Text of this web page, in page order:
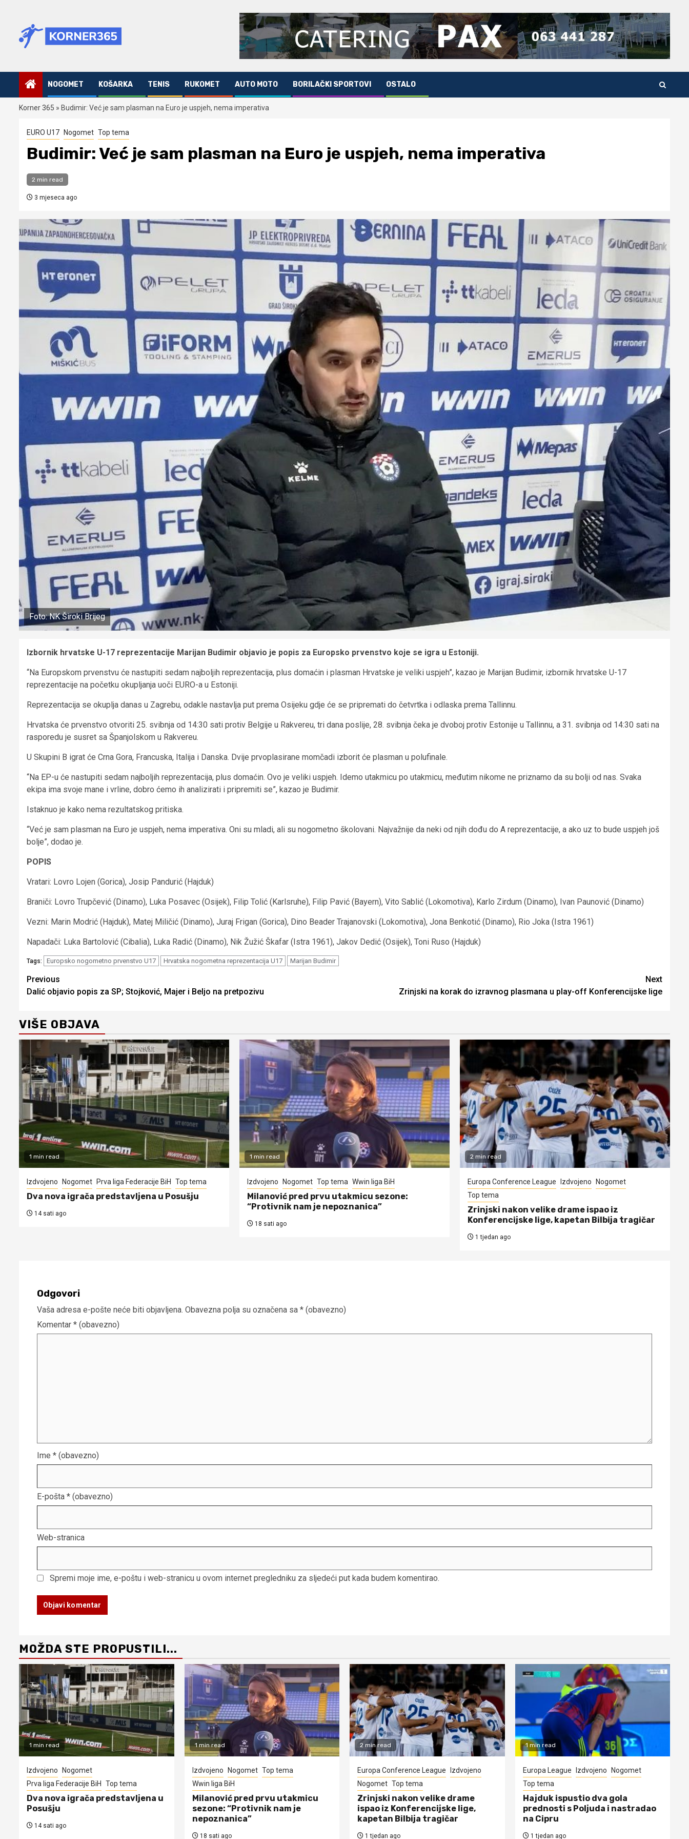
content
NOGOMET KOŠARKA TENIS RUKOMET AUTO MOTO BORILAČKI SPORTOVI OSTALO
Korner 365 » Budimir: Već je sam plasman na Euro je uspjeh, nema imperativa
EURO U17 Nogomet Top tema
Budimir: Već je sam plasman na Euro je uspjeh, nema imperativa
2 min read
3 mjeseca ago
Foto: NK Široki Brijeg
Izbornik hrvatske U-17 reprezentacije Marijan Budimir objavio je popis za Europsko prvenstvo koje se igra u Estoniji.
“Na Europskom prvenstvu će nastupiti sedam najboljih reprezentacija, plus domaćin i plasman Hrvatske je veliki uspjeh”, kazao je Marijan Budimir, izbornik hrvatske U-17
reprezentacije na početku okupljanja uoči EURO-a u Estoniji.
Reprezentacija se okuplja danas u Zagrebu, odakle nastavlja put prema Osijeku gdje će se pripremati do četvrtka i odlaska prema Tallinnu.
Hrvatska će prvenstvo otvoriti 25. svibnja od 14:30 sati protiv Belgije u Rakvereu, tri dana poslije, 28. svibnja čeka je dvoboj protiv Estonije u Tallinnu, a 31. svibnja od 14:30 sati na
rasporedu je susret sa Španjolskom u Rakvereu.
U Skupini B igrat će Crna Gora, Francuska, Italija i Danska. Dvije prvoplasirane momčadi izborit će plasman u polufinale.
“Na EP-u će nastupiti sedam najboljih reprezentacija, plus domaćin. Ovo je veliki uspjeh. Idemo utakmicu po utakmicu, međutim nikome ne priznamo da su bolji od nas. Svaka
ekipa ima svoje mane i vrline, dobro ćemo ih analizirati i pripremiti se”, kazao je Budimir.
Istaknuo je kako nema rezultatskog pritiska.
“Već je sam plasman na Euro je uspjeh, nema imperativa. Oni su mladi, ali su nogometno školovani. Najvažnije da neki od njih dođu do A reprezentacije, a ako uz to bude uspjeh još
bolje”, dodao je.
POPIS
Vratari: Lovro Lojen (Gorica), Josip Pandurić (Hajduk)
Braniči: Lovro Trupčević (Dinamo), Luka Posavec (Osijek), Filip Tolić (Karlsruhe), Filip Pavić (Bayern), Vito Sablić (Lokomotiva), Karlo Zirdum (Dinamo), Ivan Paunović (Dinamo)
Vezni: Marin Modrić (Hajduk), Matej Miličić (Dinamo), Juraj Frigan (Gorica), Dino Beader Trajanovski (Lokomotiva), Jona Benkotić (Dinamo), Rio Joka (Istra 1961)
Napadači: Luka Bartolović (Cibalia), Luka Radić (Dinamo), Nik Žužić Škafar (Istra 1961), Jakov Dedić (Osijek), Toni Ruso (Hajduk)
Tags: Europsko nogometno prvenstvo U17 Hrvatska nogometna reprezentacija U17 Marijan Budimir
Continue
Reading
Previous
Dalić objavio popis za SP; Stojković, Majer i Beljo na pretpozivu
Next
Zrinjski na korak do izravnog plasmana u play-off Konferencijske lige
VIŠE OBJAVA
1 min read
Izdvojeno Nogomet Prva liga Federacije BiH Top tema
Dva nova igrača predstavljena u Posušju
14 sati ago
1 min read
Izdvojeno Nogomet Top tema Wwin liga BiH
Milanović pred prvu utakmicu sezone:
“Protivnik nam je nepoznanica”
18 sati ago
2 min read
Europa Conference League Izdvojeno
Nogomet
Top tema
Zrinjski nakon velike drame ispao iz
Konferencijske lige, kapetan Bilbija tragičar
1 tjedan ago
Odgovori
Vaša adresa e-pošte neće biti objavljena. Obavezna polja su označena sa * (obavezno)
Komentar * (obavezno)
Ime * (obavezno)
E-pošta * (obavezno)
Web-stranica
Spremi moje ime, e-poštu i web-stranicu u ovom internet pregledniku za sljedeći put kada budem komentirao.
MOŽDA STE PROPUSTILI...
1 min read
Izdvojeno
Nogomet
Prva liga Federacije BiH
Top tema
Dva nova igrača predstavljena u
Posušju
14 sati ago
1 min read
Izdvojeno Nogomet Top tema
Wwin liga BiH
Milanović pred prvu utakmicu
sezone: “Protivnik nam je
nepoznanica”
18 sati ago
2 min read
Europa Conference League
Izdvojeno
Nogomet Top tema
Zrinjski nakon velike drame
ispao iz Konferencijske lige,
kapetan Bilbija tragičar
1 tjedan ago
1 min read
Europa League Izdvojeno
Nogomet
Top tema
Hajduk ispustio dva gola
prednosti s Poljuda i nastradao
na Cipru
1 tjedan ago